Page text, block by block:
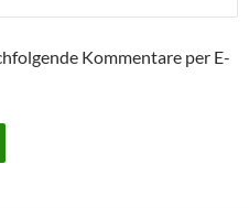
Kommentare per E-